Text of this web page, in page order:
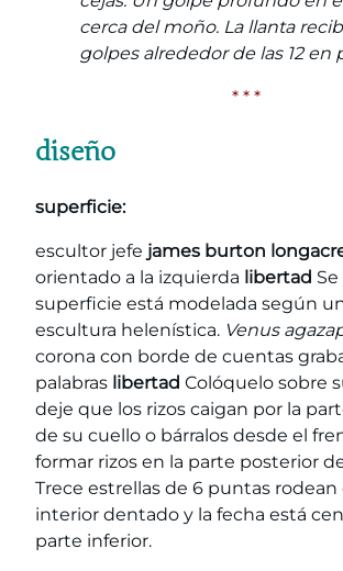
cerca del moño. La llanta
golpes alrededor de las 12 en
* * *
diseño
superficie:
escultor jefe james burton
orientado a la izquierda libertad
superficie está modelada según
escultura helenística. Venus
corona con borde de cuentas
palabras libertad Colóquelo sobre
deje que los rizos caigan por la
de su cuello o bárralos desde el
formar rizos en la parte posterior
Trece estrellas de 6 puntas rodean
interior dentado y la fecha está
parte inferior.